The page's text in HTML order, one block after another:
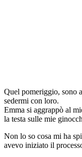
Quel pomeriggio, sono
sedermi con loro.
Emma si aggrappò al
la testa sulle mie
Non lo so cosa mi ha
avevo iniziato il